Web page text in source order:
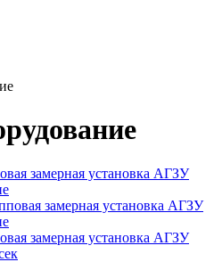
замерная установка АГЗУ
замерная установка АГЗУ